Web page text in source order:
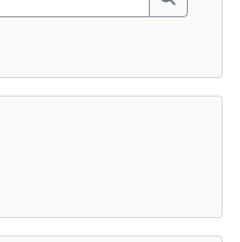
Suchen